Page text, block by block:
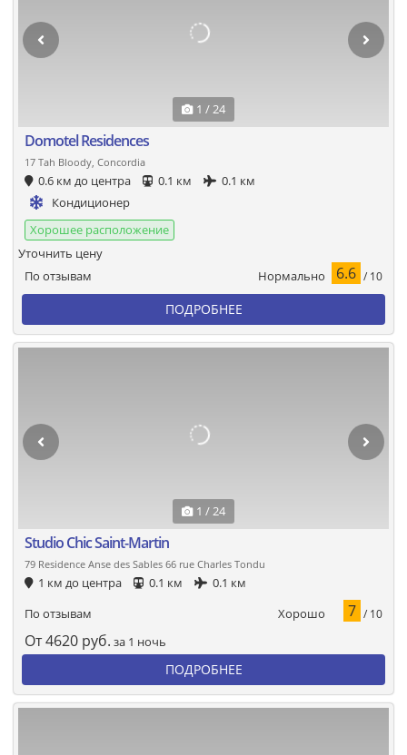
1 / 24
Domotel Residences
17 Tah Bloody, Concordia
0.6 км до центра 0.1 км
0.1 км
Кондиционер
Хорошее расположение
По отзывам Нормально 6.6 / 10
Уточнить цену
ПОДРОБНЕЕ
1 / 24
Studio Chic Saint-Martin
79 Residence Anse des Sables 66 rue Charles Tondu
1 км до центра 0.1 км
0.1 км
По отзывам
Хорошо 7 / 10
От4620 руб. за 1 ночь
ПОДРОБНЕЕ